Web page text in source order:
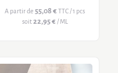
A partir de 55,08 € TTC / 1 pcs
soit22,95 € / ML